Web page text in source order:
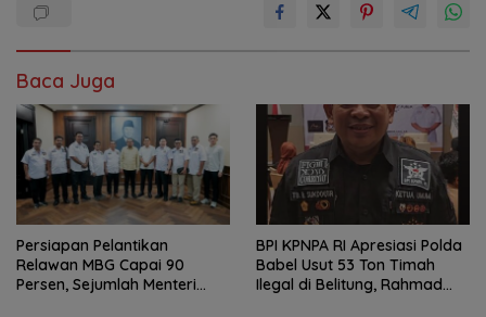
Baca Juga
Persiapan Pelantikan
Relawan MBG Capai 90
Persen, Sejumlah Menteri
BPI KPNPA RI Apresiasi Polda
Babel Usut 53 Ton Timah
Ilegal di Belitung, Rahmad